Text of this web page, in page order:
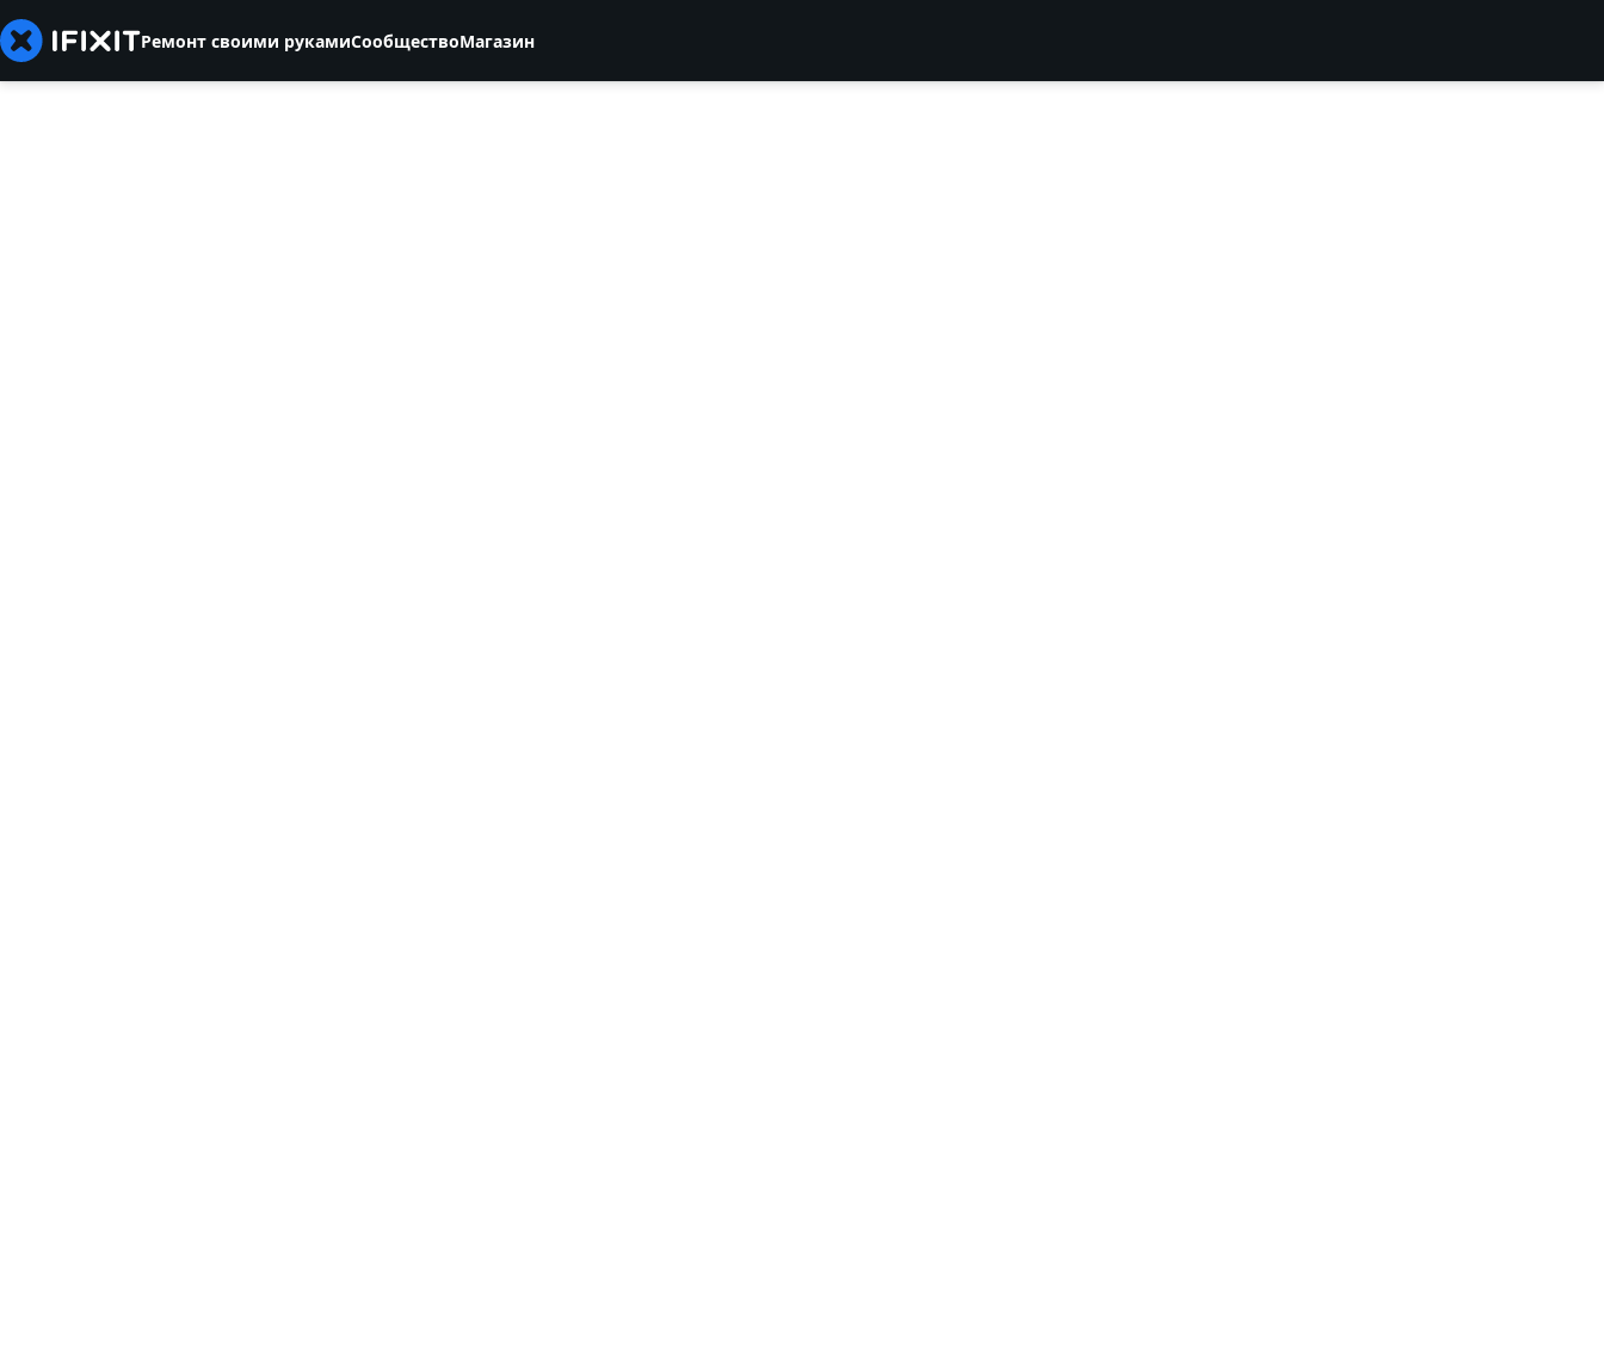
Ремонт своими рукамиСообществоМагазин